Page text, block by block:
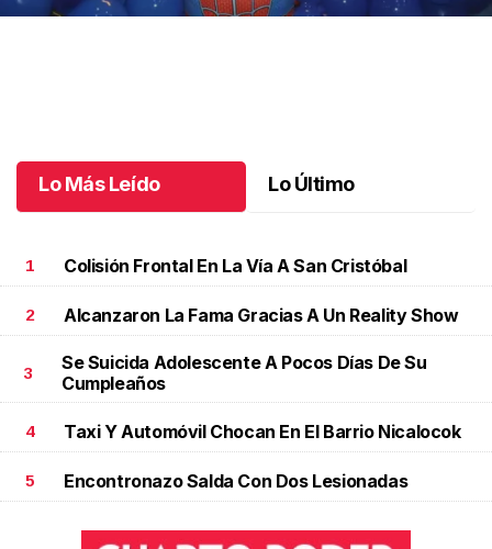
Lo Más Leído Lo Último
1 Colisión Frontal En La Vía A San Cristóbal
2 Alcanzaron La Fama Gracias A Un Reality Show
3
Se Suicida Adolescente A Pocos Días De Su
Cumpleaños
4 Taxi Y Automóvil Chocan En El Barrio Nicalocok
5 Encontronazo Salda Con Dos Lesionadas